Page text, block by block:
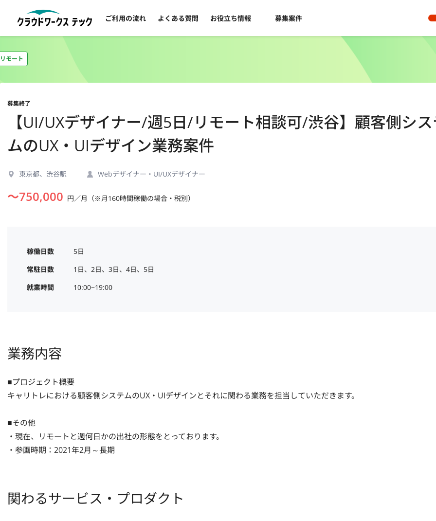
ご利用の流れ よくある質問 お役立ち情報 募集案件
モート
募集終了
【UI/UXデザイナー/週5日/リモート相談可/渋谷】顧客側シス
ムのUX・UIデザイン業務案件
東京都、渋谷駅 Webデザイナー・UI/UXデザイナー
〜750,000 円／月（※月160時間稼働の場合・税別）
稼働日数
5日
常駐日数
1日、2日、3日、4日、5日
就業時間
10:00~19:00
業務内容
■プロジェクト概要
キャリトレにおける顧客側システムのUX・UIデザインとそれに関わる業務を担当していただきます。
■その他
・現在、リモートと週何日かの出社の形態をとっております。
・参画時期：2021年2月～長期
関わるサービス・プロダクト